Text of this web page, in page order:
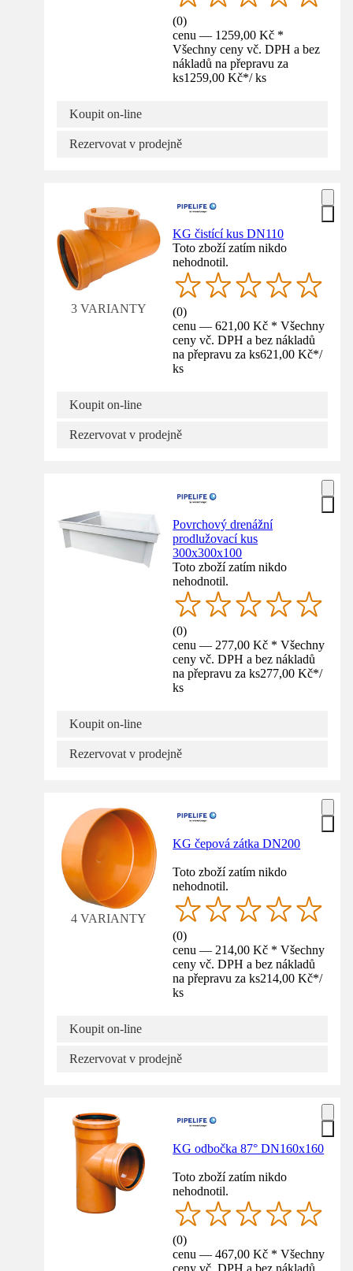
(0)
cenu — 1259,00 Kč *
Všechny ceny vč. DPH a bez
nákladů na přepravu za
ks1259,00 Kč*/ ks
Koupit on-line
Rezervovat v prodejně
3 VARIANTY
KG čistící kus DN110
Toto zboží zatím nikdo
nehodnotil.
(0)
cenu — 621,00 Kč * Všechny
ceny vč. DPH a bez nákladů
na přepravu za ks621,00 Kč*/
ks
Koupit on-line
Rezervovat v prodejně
Povrchový drenážní
prodlužovací kus
300x300x100
Toto zboží zatím nikdo
nehodnotil.
(0)
cenu — 277,00 Kč * Všechny
ceny vč. DPH a bez nákladů
na přepravu za ks277,00 Kč*/
ks
Koupit on-line
Rezervovat v prodejně
4 VARIANTY
KG čepová zátka DN200
Toto zboží zatím nikdo
nehodnotil.
(0)
cenu — 214,00 Kč * Všechny
ceny vč. DPH a bez nákladů
na přepravu za ks214,00 Kč*/
ks
Koupit on-line
Rezervovat v prodejně
KG odbočka 87° DN160x160
Toto zboží zatím nikdo
nehodnotil.
(0)
cenu — 467,00 Kč * Všechny